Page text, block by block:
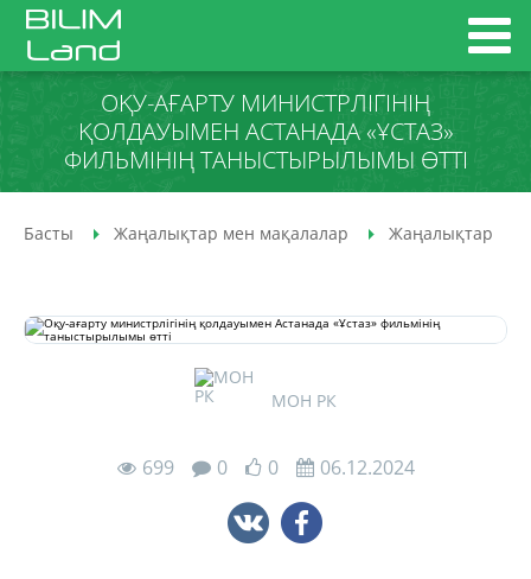
ОҚУ-АҒАРТУ МИНИСТРЛІГІНІҢ
ҚОЛДАУЫМЕН АСТАНАДА «ҰСТАЗ»
ФИЛЬМІНІҢ ТАНЫСТЫРЫЛЫМЫ ӨТТІ
Басты Жаңалықтар мен мақалалар Жаңалықтар
МОН РК
699 0 0 06.12.2024